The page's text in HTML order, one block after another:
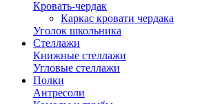
Кровать-чердак
Каркас кровати чердака
Уголок школьника
Стеллажи
Книжные стеллажи
Угловые стеллажи
Полки
Антресоли